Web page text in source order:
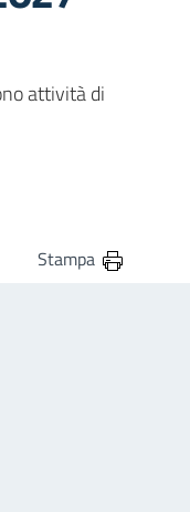
attività di
Stampa